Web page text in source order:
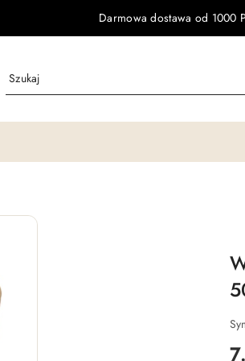
Darmowa dostawa od 1000